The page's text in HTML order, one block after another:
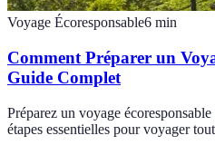
Voyage Écoresponsable6 min
Comment Préparer un
Guide Complet
Préparez un voyage
étapes essentielles pour voyager